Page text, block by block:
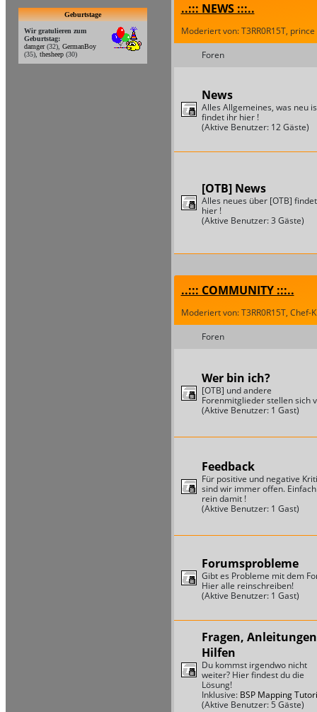
Geburtstage
Wir gratulieren zum
Geburtstag:
damger(32), GermanBoy
(35), thesheep(30)
..::: NEWS :::..
Moderiert von: T3RR0R15T, prince
Foren
News
Alles Allgemeines, was neu
findet ihr hier !
(Aktive Benutzer: 12 Gäste)
[OTB] News
Alles neues über [OTB]
hier !
(Aktive Benutzer: 3 Gäste)
..::: COMMUNITY :::..
Moderiert von: T3RR0R15T, Chef-
Foren
Wer bin ich?
[OTB] und andere
Forenmitglieder stellen sich
(Aktive Benutzer: 1 Gast)
Feedback
Für positive und negative
sind wir immer offen.
rein damit !
(Aktive Benutzer: 1 Gast)
Forumsprobleme
Gibt es Probleme mit dem
Hier alle reinschreiben!
(Aktive Benutzer: 1 Gast)
Fragen,
Hilfen
Du kommst irgendwo nicht
weiter? Hier findest du die
Lösung!
Inklusive: BSP Mapping
(Aktive Benutzer: 5 Gäste)